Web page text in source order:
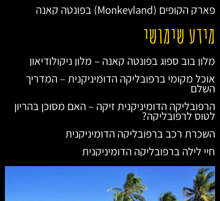
פארק הקופים (Monkeyland) בפונטה קאנה
מידע שימושי
מלון בוב ספוג בפונטה קאנה – מלון ניקולודיאון
אוכל מקומי ברפובליקה הדומיניקנית – המדריך
השלם
הרפובליקה הדומיניקנית זיקה – האם מסוכן בהריון
לטוס לרפובליקה?
השכרת רכב ברפובליקה הדומיניקנית
חיי לילה ברפובליקה הדומיניקנית